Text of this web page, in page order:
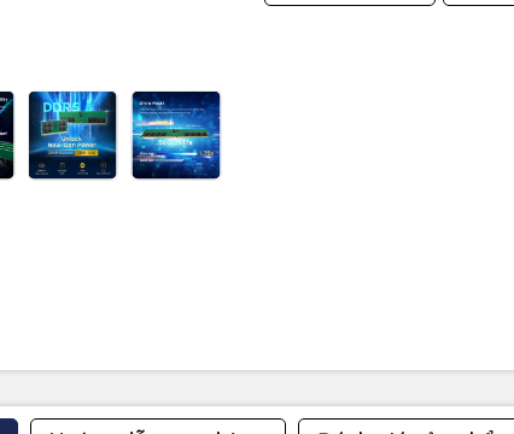
8.6g
Rank x Org.
Voltage